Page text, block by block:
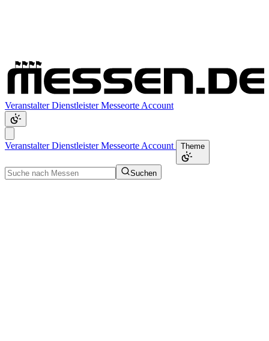
VeranstalterDienstleisterMesseorte Account
VeranstalterDienstleisterMesseorte Account Theme
Suchen